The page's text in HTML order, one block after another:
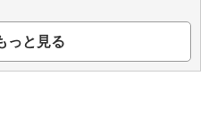
っと見る